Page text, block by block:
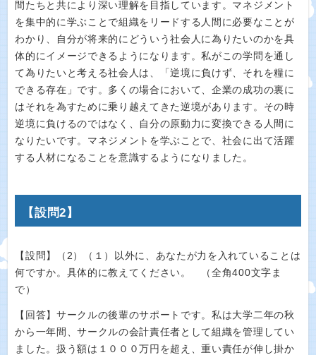
間たちと共により深い理解を目指しています。マネジメント
を集中的に学ぶことで組織をリードする人間に必要なことが
わかり、自分が将来的にどういう社会人に為りたいのかを具
体的にイメージできるようになります。私がこの学問を通し
て為りたいと考える社会人は、「逆境に負けず、それを糧に
できる存在」です。多くの場合において、企業の成功の裏に
はそれを為すために乗り越えてきた逆境があります。その時
逆境に負けるのではなく、自分の原動力に変換できる人間に
なりたいです。マネジメントを学ぶことで、社会に出て活躍
する人材になることを意識するようになりました。
【設問2】
【設問】（2）（１）以外に、あなたが力を入れていることは
何ですか。具体的に教えてください。 （全角400文字ま
で）
【回答】サークルの後輩のサポートです。私は大学二年の秋
から一年間、サークルの会計責任者として組織を管理してい
ました。扱う額は１０００万円を超え、重い責任が伸し掛か